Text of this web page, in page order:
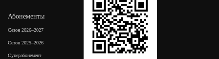
Абонементы
Сезон 2026–2027
Сезон 2025–2026
Суперабонемент